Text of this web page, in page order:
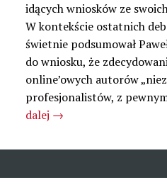
idących wniosków ze
W kontekście ostatnich
świetnie podsumował
do wniosku, że
online’owych autorów
profesjonalistów, z
dalej →